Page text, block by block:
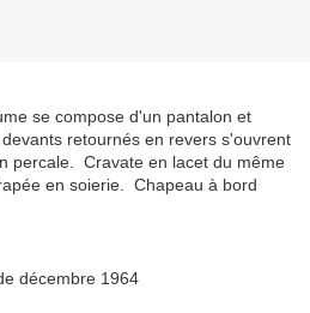
se compose d'un pantalon et
retournés en revers s'ouvrent
percale. Cravate en lacet du même
en soierie. Chapeau à bord
décembre 1964